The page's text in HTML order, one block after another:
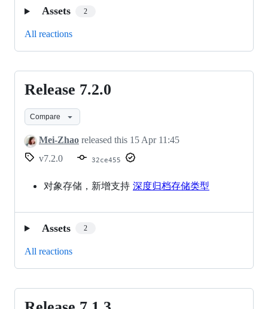
Assets 2
All reactions
Release
7.2.0
Release 7.2.0
Compare
Mei-Zhao released this 15 Apr 11:45
v7.2.0
32ce455
对象存储，新增支持 深度归档存储类型
Assets 2
All reactions